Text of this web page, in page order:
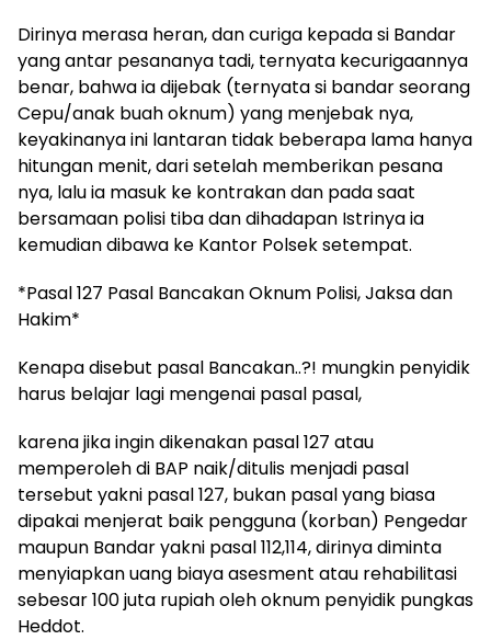
Dirinya merasa heran, dan curiga kepada si Bandar
yang antar pesananya tadi, ternyata kecurigaannya
benar, bahwa ia dijebak (ternyata si bandar seorang
Cepu/anak buah oknum) yang menjebak nya,
keyakinanya ini lantaran tidak beberapa lama hanya
hitungan menit, dari setelah memberikan pesana
nya, lalu ia masuk ke kontrakan dan pada saat
bersamaan polisi tiba dan dihadapan Istrinya ia
kemudian dibawa ke Kantor Polsek setempat.
*Pasal 127 Pasal Bancakan Oknum Polisi, Jaksa dan
Hakim*
Kenapa disebut pasal Bancakan..?! mungkin penyidik
harus belajar lagi mengenai pasal pasal,
karena jika ingin dikenakan pasal 127 atau
memperoleh di BAP naik/ditulis menjadi pasal
tersebut yakni pasal 127, bukan pasal yang biasa
dipakai menjerat baik pengguna (korban) Pengedar
maupun Bandar yakni pasal 112,114, dirinya diminta
menyiapkan uang biaya asesment atau rehabilitasi
sebesar 100 juta rupiah oleh oknum penyidik pungkas
Heddot.